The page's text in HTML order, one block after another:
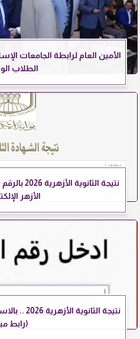
الأمين العام لرابطة الجامعات
الطلاب
نتيجة
الأزهر
نتيجة
(رابط